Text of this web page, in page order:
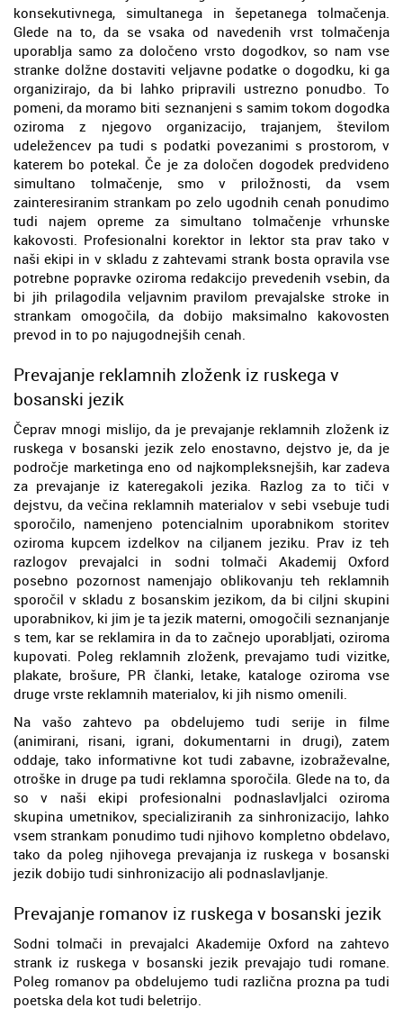
konsekutivnega, simultanega in šepetanega tolmačenja.
Glede na to, da se vsaka od navedenih vrst tolmačenja
uporablja samo za določeno vrsto dogodkov, so nam vse
stranke dolžne dostaviti veljavne podatke o dogodku, ki ga
organizirajo, da bi lahko pripravili ustrezno ponudbo. To
pomeni, da moramo biti seznanjeni s samim tokom dogodka
oziroma z njegovo organizacijo, trajanjem, številom
udeležencev pa tudi s podatki povezanimi s prostorom, v
katerem bo potekal. Če je za določen dogodek predvideno
simultano tolmačenje, smo v priložnosti, da vsem
zainteresiranim strankam po zelo ugodnih cenah ponudimo
tudi najem opreme za simultano tolmačenje vrhunske
kakovosti. Profesionalni korektor in lektor sta prav tako v
naši ekipi in v skladu z zahtevami strank bosta opravila vse
potrebne popravke oziroma redakcijo prevedenih vsebin, da
bi jih prilagodila veljavnim pravilom prevajalske stroke in
strankam omogočila, da dobijo maksimalno kakovosten
prevod in to po najugodnejših cenah.
Prevajanje reklamnih zloženk iz ruskega v
bosanski jezik
Čeprav mnogi mislijo, da je prevajanje reklamnih zloženk iz
ruskega v bosanski jezik zelo enostavno, dejstvo je, da je
področje marketinga eno od najkompleksnejših, kar zadeva
za prevajanje iz kateregakoli jezika. Razlog za to tiči v
dejstvu, da večina reklamnih materialov v sebi vsebuje tudi
sporočilo, namenjeno potencialnim uporabnikom storitev
oziroma kupcem izdelkov na ciljanem jeziku. Prav iz teh
razlogov prevajalci in sodni tolmači Akademij Oxford
posebno pozornost namenjajo oblikovanju teh reklamnih
sporočil v skladu z bosanskim jezikom, da bi ciljni skupini
uporabnikov, ki jim je ta jezik materni, omogočili seznanjanje
s tem, kar se reklamira in da to začnejo uporabljati, oziroma
kupovati. Poleg reklamnih zloženk, prevajamo tudi vizitke,
plakate, brošure, PR članki, letake, kataloge oziroma vse
druge vrste reklamnih materialov, ki jih nismo omenili.
Na vašo zahtevo pa obdelujemo tudi serije in filme
(animirani, risani, igrani, dokumentarni in drugi), zatem
oddaje, tako informativne kot tudi zabavne, izobraževalne,
otroške in druge pa tudi reklamna sporočila. Glede na to, da
so v naši ekipi profesionalni podnaslavljalci oziroma
skupina umetnikov, specializiranih za sinhronizacijo, lahko
vsem strankam ponudimo tudi njihovo kompletno obdelavo,
tako da poleg njihovega prevajanja iz ruskega v bosanski
jezik dobijo tudi sinhronizacijo ali podnaslavljanje.
Prevajanje romanov iz ruskega v bosanski jezik
Sodni tolmači in prevajalci Akademije Oxford na zahtevo
strank iz ruskega v bosanski jezik prevajajo tudi romane.
Poleg romanov pa obdelujemo tudi različna prozna pa tudi
poetska dela kot tudi beletrijo.